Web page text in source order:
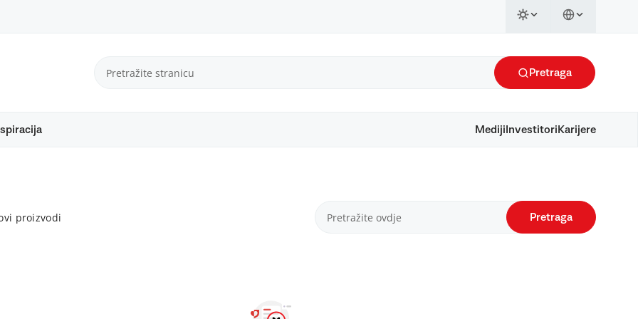
Pretraga
Mediji Investitori Karijere
proizvodi Pretraga